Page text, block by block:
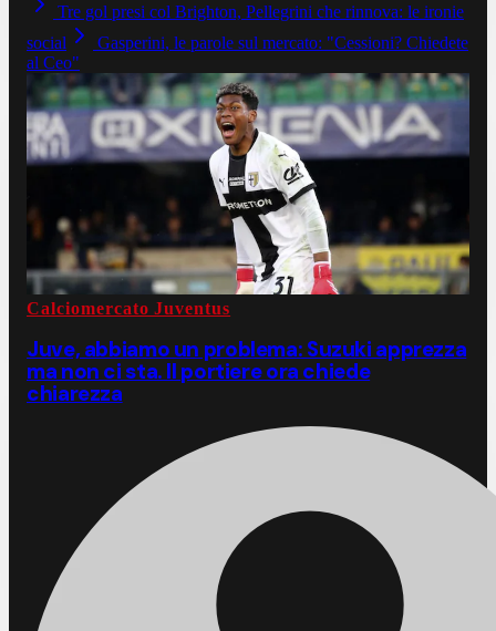
Tre gol presi col Brighton, Pellegrini che rinnova: le ironie
social
Gasperini, le parole sul mercato: "Cessioni? Chiedete
al Ceo"
Calciomercato Juventus
Juve, abbiamo un problema: Suzuki apprezza
ma non ci sta. Il portiere ora chiede
chiarezza